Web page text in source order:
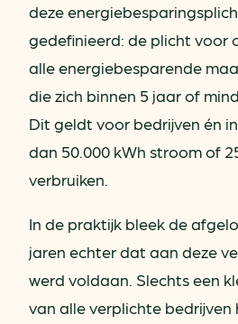
deze
gedefinieerd: de plicht voor
alle energiebesparende
die zich binnen 5 jaar of
Dit geldt voor bedrijven én
dan 50.000 kWh stroom of
verbruiken.
In de praktijk bleek de
jaren echter dat aan deze
werd voldaan. Slechts een
van alle verplichte bedrijven